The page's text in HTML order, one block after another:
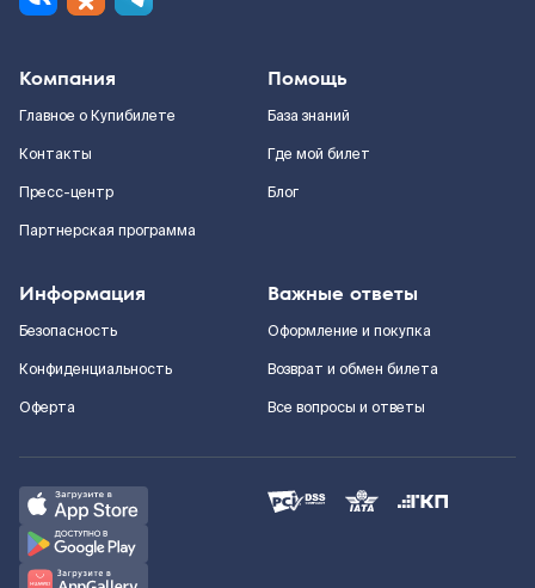
Компания
Главное о Купибилете
Контакты
Пресс-центр
Партнерская программа
Помощь
База знаний
Где мой билет
Блог
Информация
Безопасность
Конфиденциальность
Оферта
Важные ответы
Оформление и покупка
Возврат и обмен билета
Все вопросы и ответы